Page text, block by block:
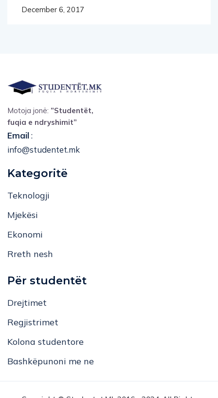
December 6, 2017
Motoja jonë: ”Studentët,
fuqia e ndryshimit”
Email:
info@studentet.mk
Kategoritë
Teknologji
Mjekësi
Ekonomi
Rreth nesh
Për studentët
Drejtimet
Regjistrimet
Kolona studentore
Bashkëpunoni me ne